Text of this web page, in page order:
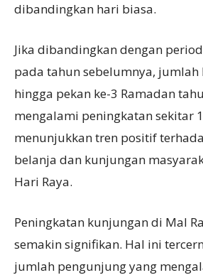
dibandingkan hari biasa.
Jika dibandingkan dengan
pada tahun sebelumnya,
hingga pekan ke-3 Ramadan
mengalami peningkatan sekitar
menunjukkan tren positif
belanja dan kunjungan
Hari Raya.
Peningkatan kunjungan di Mal
semakin signifikan. Hal ini
jumlah pengunjung yang